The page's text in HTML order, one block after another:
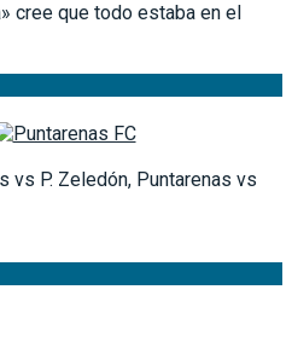
cree que todo estaba en el